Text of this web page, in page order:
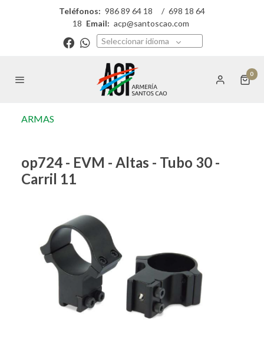
Teléfonos: 986 89 64 18 / 698 18 64
18 Email: acp@santoscao.com
Seleccionar idioma
0
ARMAS
op724 - EVM - Altas - Tubo 30 -
Carril 11